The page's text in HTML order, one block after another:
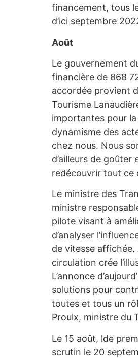
financement, tous
d’ici septembre
Août
Le gouvernement
financière de 868
accordée provient
Tourisme
importantes pour
dynamisme des
chez nous. Nous
d’ailleurs de
redécouvrir tout ce
Le ministre des
ministre
pilote visant à
d’analyser
de vitesse affichée.
circulation crée
L’annonce
solutions pour
toutes et tous un
Proulx, ministre du
Le 15 août, lde
scrutin le 20